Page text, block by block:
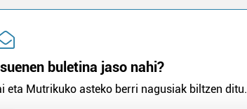
buletina jaso nahi?
eta Mutrikuko asteko berri nagusiak biltzen ditu.